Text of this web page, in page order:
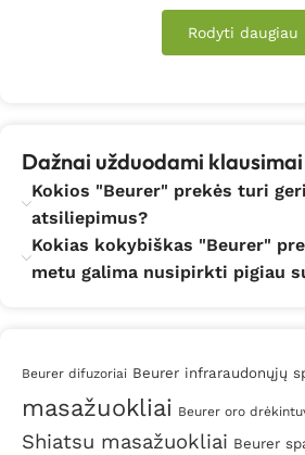
Rodyti daugiau
Dažnai užduodami klausimai
Kokios "Beurer" prekės turi
atsiliepimus?
Kokias kokybiškas "Beurer"
metu galima nusipirkti pigiau
Beurer difuzoriai Beurer infraraudonųjų
masažuokliai Beurer oro
Shiatsu masažuokliai Beurer